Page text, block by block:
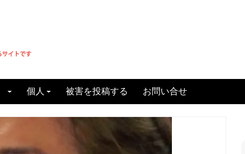
個人 被害を投稿する お問い合せ